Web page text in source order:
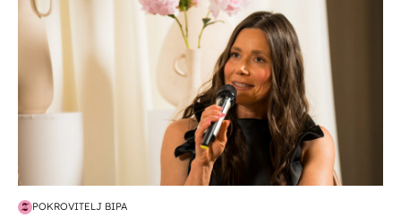
POKROVITELJ BIPA